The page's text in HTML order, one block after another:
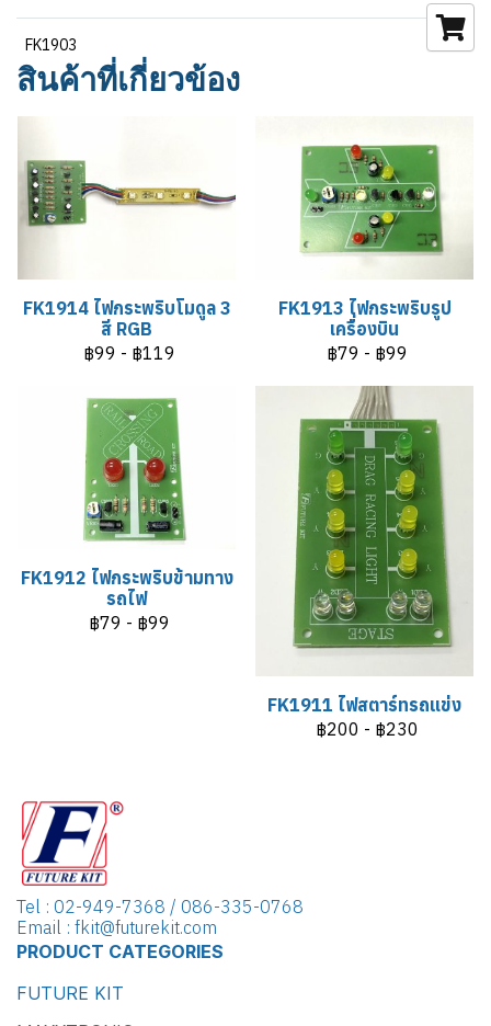
FK1903
สินค้าที่เกี่ยวข้อง
FK1914 ไฟกระพริบโมดูล 3
สี RGB
฿99 - ฿119
FK1913 ไฟกระพริบรูป
เครื่องบิน
฿79 - ฿99
FK1912 ไฟกระพริบข้ามทาง
รถไฟ
฿79 - ฿99
FK1911 ไฟสตาร์ทรถแข่ง
฿200 - ฿230
Tel : 02-949-7368 / 086-335-0768
Email : fkit@futurekit.com
PRODUCT CATEGORIES
FUTURE KIT